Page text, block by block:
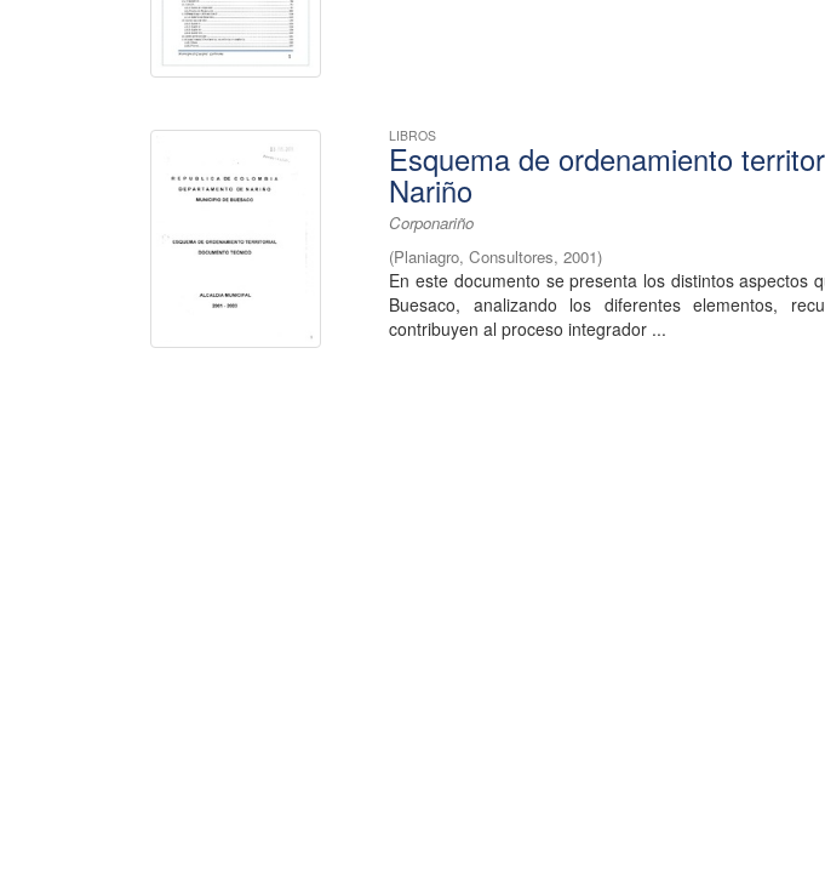
LIBROS
Esquema de ordenamiento
Nariño
Corponariño
(Planiagro, Consultores,2001)
En este documento se presenta los distintos aspectos
Buesaco, analizando los diferentes elementos,
contribuyen al proceso integrador ...